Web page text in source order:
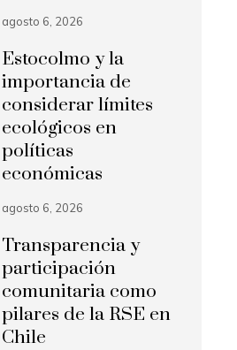
agosto 6, 2026
Estocolmo y la
importancia de
considerar límites
ecológicos en
políticas
económicas
agosto 6, 2026
Transparencia y
participación
comunitaria como
pilares de la RSE en
Chile